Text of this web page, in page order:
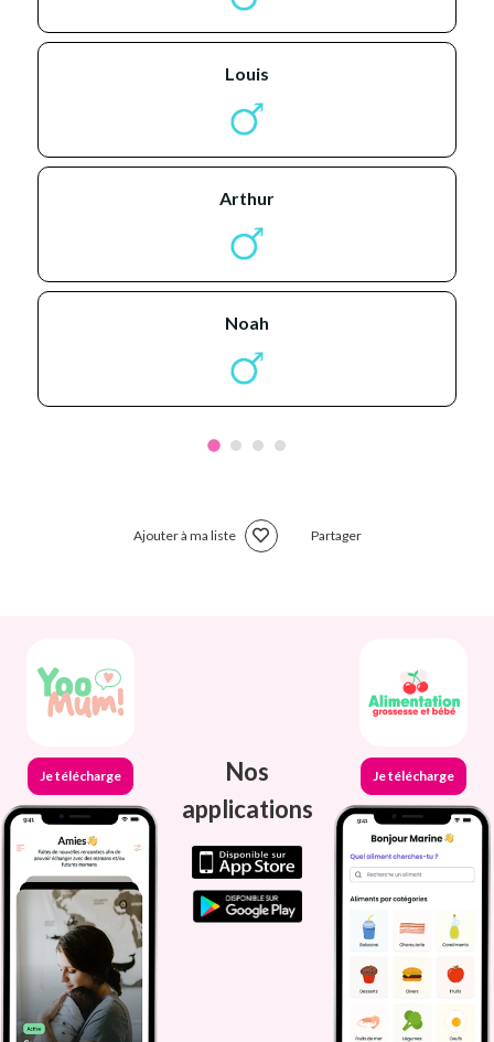
louis
arthur
noah
Ajouter à ma liste Partager
Je télécharge
Nos
applications
Je télécharge